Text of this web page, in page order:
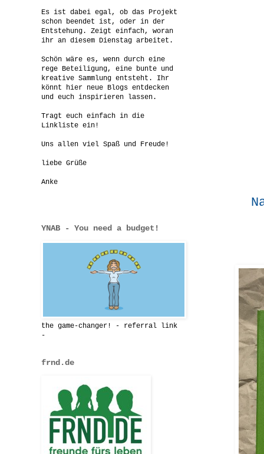
Es ist dabei egal, ob das Projekt
schon beendet ist, oder in der
Entstehung. Zeigt einfach, woran
ihr an diesem Dienstag arbeitet.
Schön wäre es, wenn durch eine
rege Beteiligung, eine bunte und
kreative Sammlung entsteht. Ihr
könnt hier neue Blogs entdecken
und euch inspirieren lassen.
Tragt euch einfach in die
Linkliste ein!
Uns allen viel Spaß und Freude!
liebe Grüße
Anke
YNAB - You need a budget!
the game-changer! - referral link
-
frnd.de